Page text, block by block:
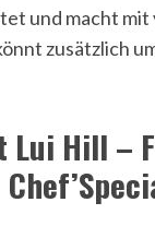
und macht
zusätzlich
Hill –